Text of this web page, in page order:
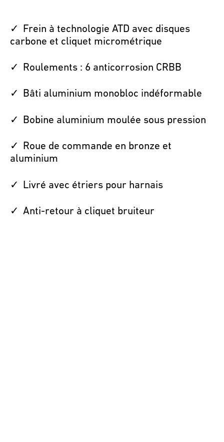
Frein à technologie ATD avec disques
carbone et cliquet micrométrique
Roulements : 6 anticorrosion CRBB
Bâti aluminium monobloc indéformable
Bobine aluminium moulée sous pression
Roue de commande en bronze et
aluminium
Livré avec étriers pour harnais
Anti-retour à cliquet bruiteur